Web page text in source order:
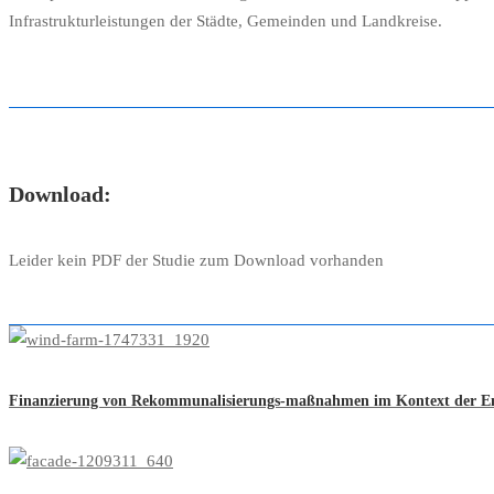
Infrastrukturleistungen der Städte, Gemeinden und Landkreise.
Download:
Leider kein PDF der Studie zum Download vorhanden
Finanzierung von Rekommunalisierungs-maßnahmen im Kontext der